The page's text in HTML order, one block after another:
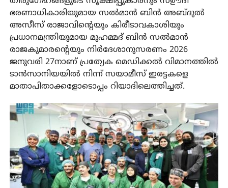
ഭരണാധികാരിയുമായ സല്‍മാന്‍ ബിന്‍ അബ്ദുല്‍
അസീസ് രാജാവിന്റെയും കിരീടാവകാശിയും
പ്രധാനമന്ത്രിയുമായ മുഹമ്മദ് ബിന്‍ സല്‍മാന്‍
രാജകുമാരന്റെയും നിര്‍ദേശാനുസരണം 2026
ജനുവരി 27നാണ് പ്രത്യേക മെഡിക്കല്‍ വിമാനത്തില്‍
ടാന്‍സാനിയയില്‍ നിന്ന് സയാമീസ് ഇരട്ടകളെ
മാതാപിതാക്കളോടൊപ്പം റിയാദിലെത്തിച്ചത്.